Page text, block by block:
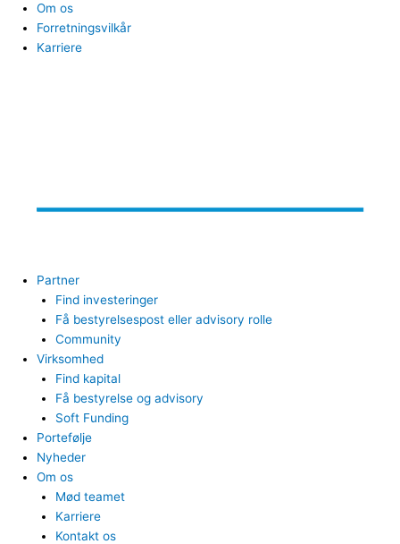
Om os
Forretningsvilkår
Karriere
Partner
Find investeringer
Få bestyrelsespost eller advisory rolle
Community
Virksomhed
Find kapital
Få bestyrelse og advisory
Soft Funding
Portefølje
Nyheder
Om os
Mød teamet
Karriere
Kontakt os